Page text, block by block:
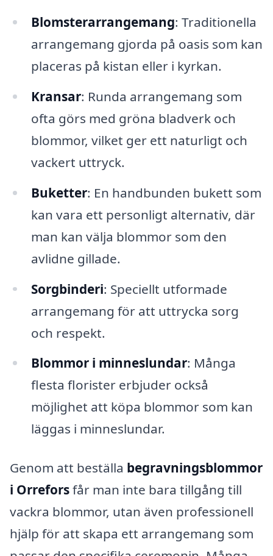
Blomsterarrangemang: Traditionella
arrangemang gjorda på oasis som kan
placeras på kistan eller i kyrkan.
Kransar: Runda arrangemang som
ofta görs med gröna bladverk och
blommor, vilket ger ett naturligt och
vackert uttryck.
Buketter: En handbunden bukett som
kan vara ett personligt alternativ, där
man kan välja blommor som den
avlidne gillade.
Sorgbinderi: Speciellt utformade
arrangemang för att uttrycka sorg
och respekt.
Blommor i minneslundar: Många
flesta florister erbjuder också
möjlighet att köpa blommor som kan
läggas i minneslundar.
Genom att beställa begravningsblommor
i Orreforsfår man inte bara tillgång till
vackra blommor, utan även professionell
hjälp för att skapa ett arrangemang som